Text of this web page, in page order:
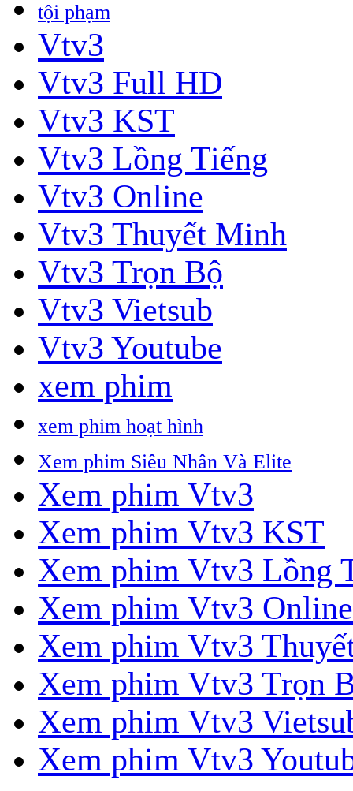
tội phạm
Vtv3
Vtv3 Full HD
Vtv3 KST
Vtv3 Lồng Tiếng
Vtv3 Online
Vtv3 Thuyết Minh
Vtv3 Trọn Bộ
Vtv3 Vietsub
Vtv3 Youtube
xem phim
xem phim hoạt hình
Xem phim Siêu Nhân Và Elite
Xem phim Vtv3
Xem phim Vtv3 KST
Xem phim Vtv3 Lồng
Xem phim Vtv3 Online
Xem phim Vtv3
Xem phim Vtv3 Trọn
Xem phim Vtv3
Xem phim Vtv3